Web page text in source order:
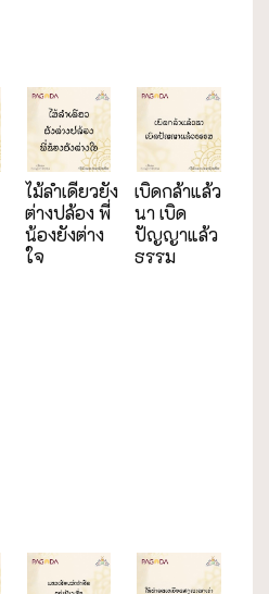
ไม้ลำเดียวยัง
ต่างปล้อง พี่
น้องยังต่าง
ใจ
เบิดกล้าแล้ว
นา เบิด
ปัญญาแล้ว
ธรรม